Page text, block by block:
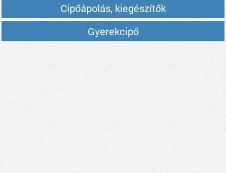
Cipőápolás, kiegészítők
Gyerekcipő